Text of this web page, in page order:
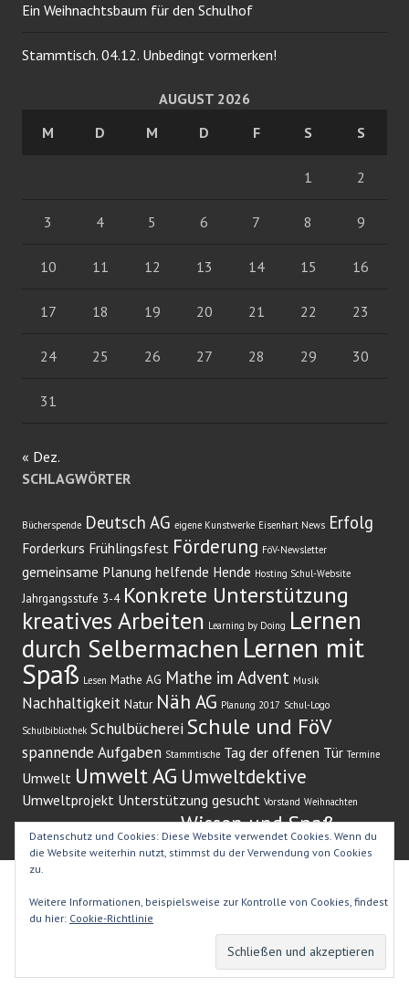
Ein Weihnachtsbaum für den Schulhof
Stammtisch. 04.12. Unbedingt vormerken!
AUGUST 2026
M
D M D F S S
1 2
3 4 5 6 7 8 9
10 11 12 13 14 15 16
17 18 19 20 21 22 23
24 25 26 27 28 29 30
31
« Dez.
SCHLAGWÖRTER
Bücherspende Deutsch AG eigene Kunstwerke Eisenhart News Erfolg
Forderkurs Frühlingsfest Förderung FöV-Newsletter
gemeinsame Planung helfende Hende Hosting Schul-Website
Jahrgangsstufe 3-4 Konkrete Unterstützung
kreatives Arbeiten Learning by Doing Lernen
durch Selbermachen Lernen mit
Spaß Lesen Mathe AG Mathe im Advent Musik
Nachhaltigkeit Natur Näh AG Planung 2017 Schul-Logo
Schulbibliothek Schulbücherei Schule und FöV
spannende Aufgaben Stammtische Tag der offenen Tür Termine
Umwelt Umwelt AG Umweltdektive
Umweltprojekt Unterstützung gesucht Vorstand Weihnachten
Wissen und Spaß
Stolz präsentiert von WordPress
Theme: Edin von
WordPress.com.
DATENSCHUTZ
Datenschutz und Cookies: Diese Website verwendet Cookies. Wenn du
die Website weiterhin nutzt, stimmst du der Verwendung von Cookies
zu.
Weitere Informationen, beispielsweise zur Kontrolle von Cookies, findest
du hier: Cookie-Richtlinie